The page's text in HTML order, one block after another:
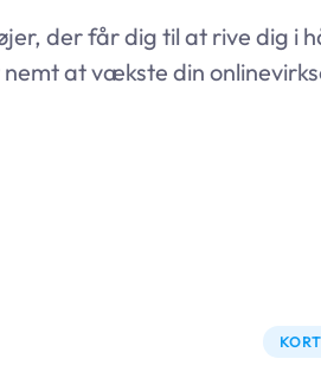
der får dig til at rive dig i
at vækste din